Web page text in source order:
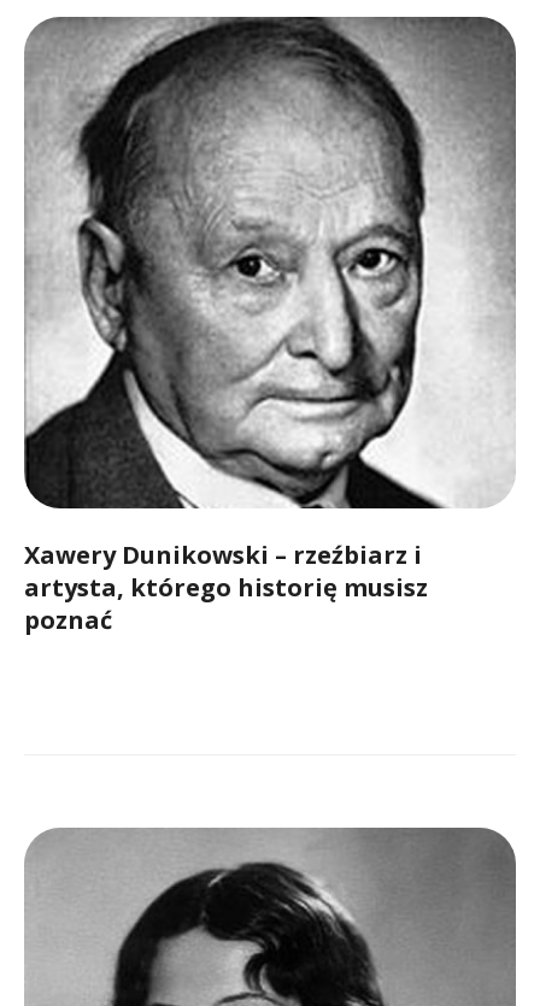
Xawery Dunikowski – rzeźbiarz i
artysta, którego historię musisz
poznać